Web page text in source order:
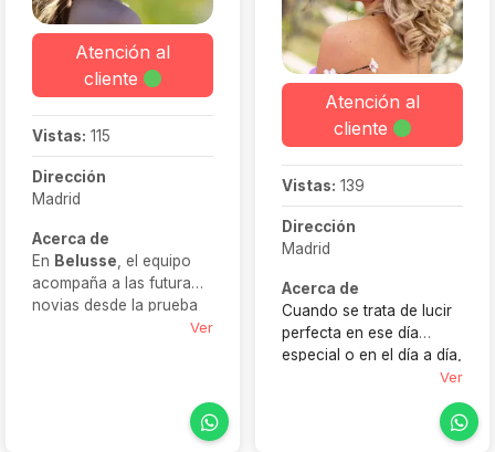
Atención al
cliente
Vistas: 115
Dirección
Madrid
Acerca de
En Belusse , el equipo
acompaña a las futuras
novias desde la prueba
hasta el reportaje final.Ver
Atención al
cliente
Vistas: 139
Dirección
Madrid
Acerca de
Cuando se trata de lucir
perfecta en ese día
especial o en el día a día,
la confianza en quien te
años de experiencia y un
Ver